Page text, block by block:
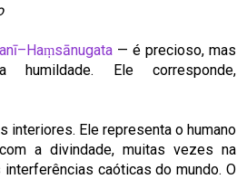
— é precioso, mas
Ele corresponde,
interiores. Ele representa o humano
a divindade, muitas vezes na
caóticas do mundo. O